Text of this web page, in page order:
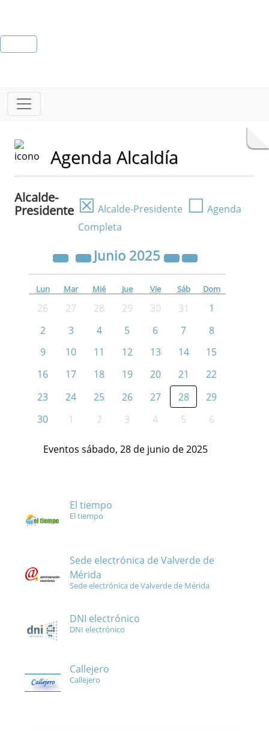
Agenda Alcaldía
Alcalde-
Presidente ☒ Alcalde-Presidente ☐ Agenda
Completa
Junio 2025
Lun Mar Mié Jue Vie Sáb Dom
26 27 28 29 30 31
1
2
3 4 5 6 7
8
9
10 11 12 13 14
15
16
17 18 19 20 21
22
23
24 25 26 27 28
29
30
1 2 3 4 5 6
Eventos sábado, 28 de junio de 2025
El tiempo
El tiempo
Sede electrónica de Valverde de
Mérida
Sede electrónica de Valverde de Mérida
DNI electrónico
DNI electrónico
Callejero
Callejero